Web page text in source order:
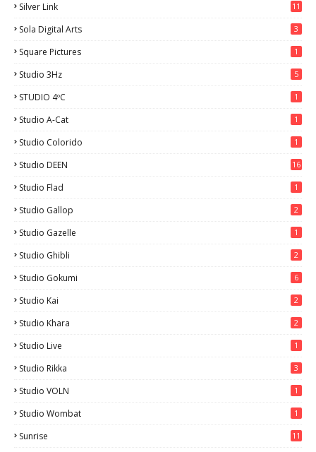
Silver Link 11
Sola Digital Arts 3
Square Pictures 1
Studio 3Hz 5
STUDIO 4ºC 1
Studio A-Cat 1
Studio Colorido 1
Studio DEEN 16
Studio Flad 1
Studio Gallop 2
Studio Gazelle 1
Studio Ghibli 2
Studio Gokumi 6
Studio Kai 2
Studio Khara 2
Studio Live 1
Studio Rikka 3
Studio VOLN 1
Studio Wombat 1
Sunrise 11